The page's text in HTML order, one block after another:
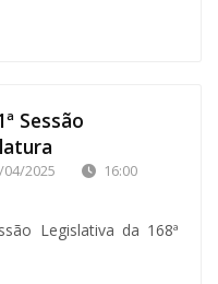
Sessão
04/2025
16:00
Legislativa da 168ª